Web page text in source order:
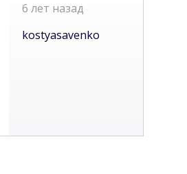
6 лет назад
kostyasavenko